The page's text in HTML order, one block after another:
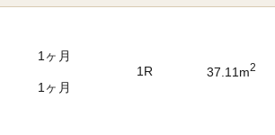
1ヶ月
1ヶ月
1R 37.11m2